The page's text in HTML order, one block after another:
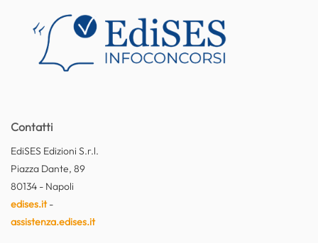
Contatti
EdiSES Edizioni S.r.l.
Piazza Dante, 89
80134 - Napoli
edises.it-
assistenza.edises.it